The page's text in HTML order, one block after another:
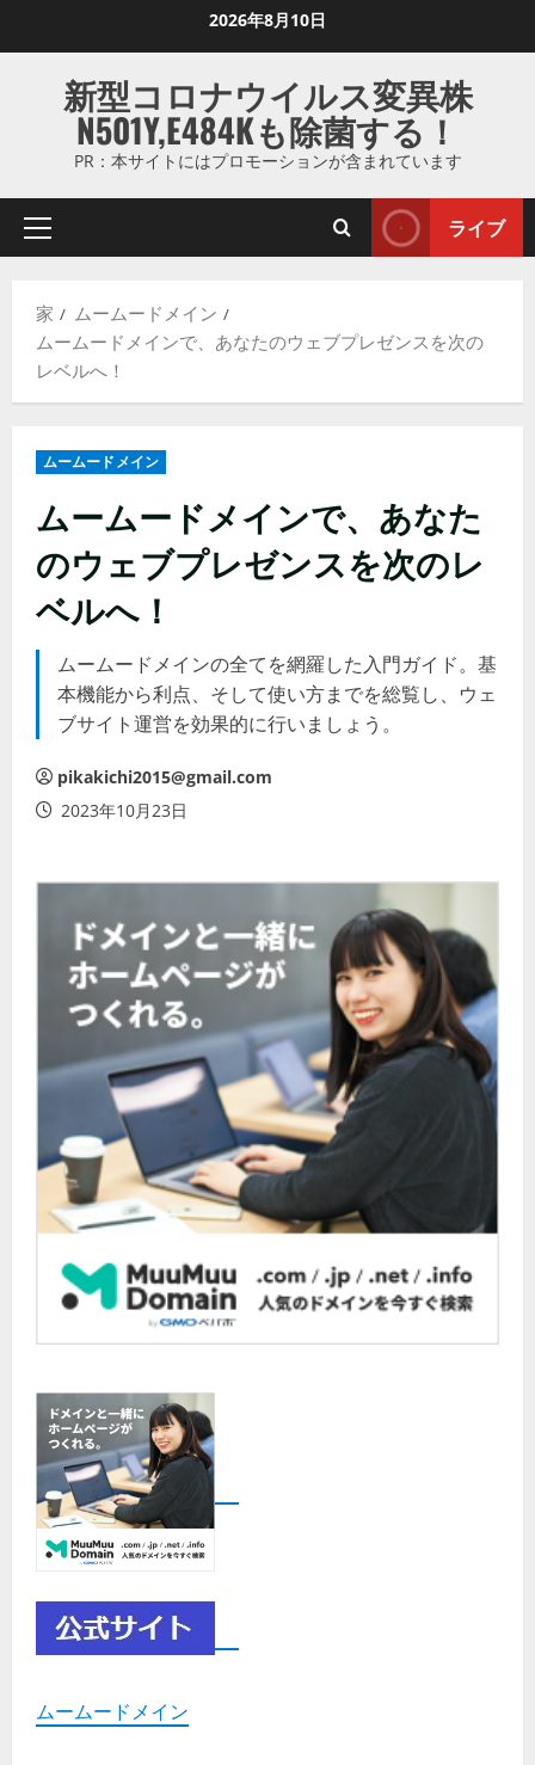
ス
ッ
2026年8月10日
新型コロナウイルス変異株
N501Y,E484Kも除菌する！
PR：本サイトにはプロモーションが含まれています
プ
マ
リ
メ
ー
ライブ
家
ムームードメイン
ムームードメインで、あなたのウェブプレゼンスを次の
レベルへ！
ムームードメイン
ムームードメインで、あなた
のウェブプレゼンスを次のレ
ベルへ！
ムームードメインの全てを網羅した入門ガイド。基
本機能から利点、そして使い方までを総覧し、ウェ
ブサイト運営を効果的に行いましょう。
pikakichi2015@gmail.com
2023年10月23日
ムームードメイン